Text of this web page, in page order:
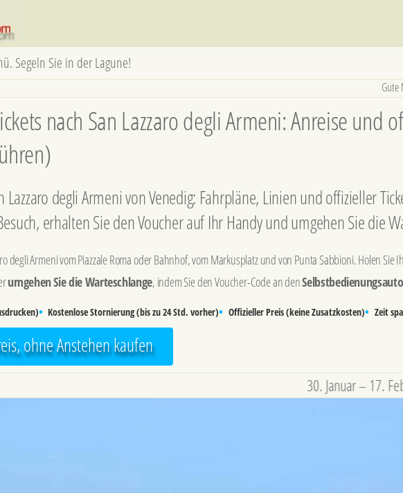
Segeln Sie in der Lagune!
Gute
nach San Lazzaro degli Armeni: Anreise und
Lazzaro degli Armeni von Venedig: Fahrpläne, Linien und offizieller
erhalten Sie den Voucher auf Ihr Handy und umgehen Sie die
degli Armeni vom Piazzale Roma oder Bahnhof, vom Markusplatz und von Punta Sabbioni. Holen Sie
umgehen Sie die Warteschlange, indem Sie den Voucher-Code an den
• Kostenlose Stornierung (bis zu 24 Std. vorher)• Offizieller Preis (keine Zusatzkosten)• Zeit
ohne Anstehen kaufen
30. Januar – 17.